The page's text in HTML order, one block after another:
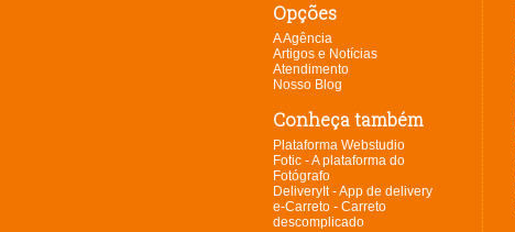
Opções
A Agência
Artigos e Notícias
Atendimento
Nosso Blog
Conheça também
Plataforma Webstudio
Fotic - A plataforma do
Fotógrafo
DeliveryIt - App de delivery
e-Carreto - Carreto
descomplicado